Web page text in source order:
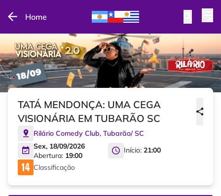
Home
TATÁ MENDONÇA: UMA CEGA
VISIONÁRIA EM TUBARÃO SC
Rilário Comedy Club, Tubarão/SC
Sex, 18/09/2026
Abertura: 19:00
Início: 21:00
Classificação